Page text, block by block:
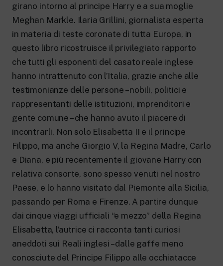
girano intorno al principe Harry e a sua moglie
Meghan Markle. Ilaria Grillini, giornalista esperta
in materia di teste coronate di tutta Europa, in
questo libro ricostruisce il privilegiato rapporto
che tutti gli esponenti del casato reale inglese
hanno intrattenuto con l’Italia, grazie anche alle
testimonianze delle persone – nobili, politici e
rappresentanti delle istituzioni, imprenditori e
gente comune – che hanno avuto il piacere di
incontrarli. Non solo Elisabetta II e il principe
Filippo, ma anche Giorgio V, la Regina Madre, Carlo
e Diana, e più recentemente il giovane Harry con
relativa consorte, sono spesso venuti nel nostro
Paese, e lo hanno visitato dal Piemonte alla Sicilia,
passando per Roma e Firenze. A partire dunque
dai cinque viaggi ufficiali “e mezzo” della Regina
Elisabetta, l’autrice ci racconta tanti curiosi
aneddoti sui Reali inglesi – dalle gaffe meno
conosciute del Principe Filippo alle occhiatacce